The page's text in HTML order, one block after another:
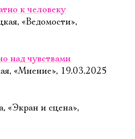
к человеку
«Ведомости»,
над чувствами
«Мнение», 19.03.2025
«Экран и сцена»,